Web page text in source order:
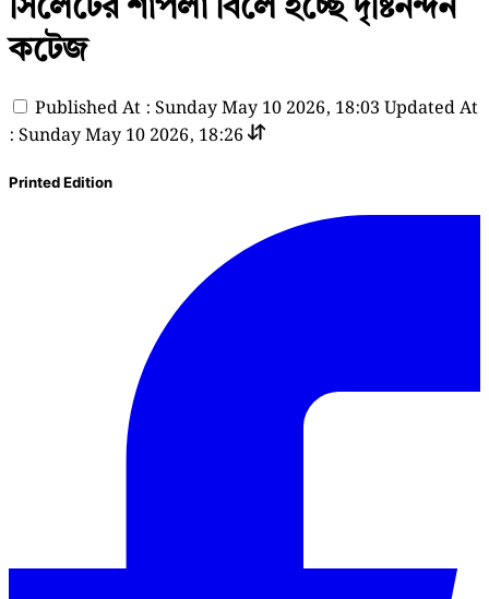
কটেজ
Published At : Sunday May 10 2026, 18:03 Updated At
: Sunday May 10 2026, 18:26
Printed Edition